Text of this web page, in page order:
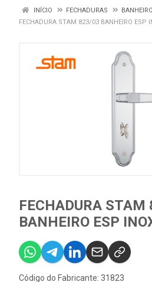
INÍCIO FECHADURAS
BANHEIRO
FECHADURA STAM 823/03 BANHEIRO ESP
FECHADURA
BANHEIRO ESP
Código do Fabricante: 31823